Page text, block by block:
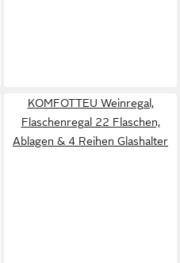
KOMFOTTEU Weinregal,
Flaschenregal 22 Flaschen,
Ablagen & 4 Reihen Glashalter